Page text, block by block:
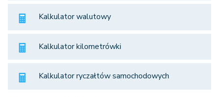
Kalkulator walutowy
Kalkulator kilometrówki
Kalkulator ryczałtów samochodowych